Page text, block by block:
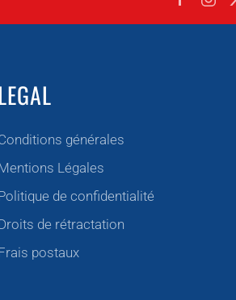
générales
Légales
de confidentialité
de rétractation
postaux